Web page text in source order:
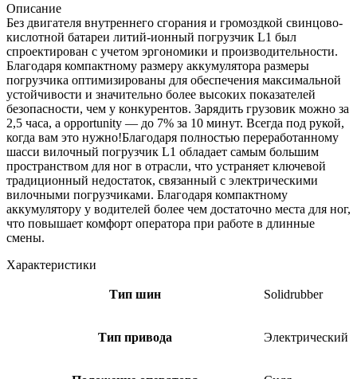
Описание
Без двигателя внутреннего сгорания и громоздкой свинцово-
кислотной батареи литий-ионный погрузчик L1 был
спроектирован с учетом эргономики и производительности.
Благодаря компактному размеру аккумулятора размеры
погрузчика оптимизированы для обеспечения максимальной
устойчивости и значительно более высоких показателей
безопасности, чем у конкурентов. Зарядить грузовик можно за
2,5 часа, а opportunity — до 7% за 10 минут. Всегда под рукой,
когда вам это нужно!Благодаря полностью переработанному
шасси вилочный погрузчик L1 обладает самым большим
пространством для ног в отрасли, что устраняет ключевой
традиционный недостаток, связанный с электрическими
вилочными погрузчиками. Благодаря компактному
аккумулятору у водителей более чем достаточно места для ног,
что повышает комфорт оператора при работе в длинные
смены.
Характеристики
Тип шин Solidrubber
Тип привода Электрический